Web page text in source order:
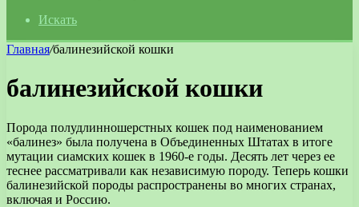
Искать
Главная/балинезийской кошки
балинезийской кошки
Порода полудлинношерстных кошек под наименованием
«балинез» была получена в Объединенных Штатах в итоге
мутации сиамских кошек в 1960-е годы. Десять лет через ее
теснее рассматривали как независимую породу. Теперь кошки
балинезийской породы распространены во многих странах,
включая и Россию.